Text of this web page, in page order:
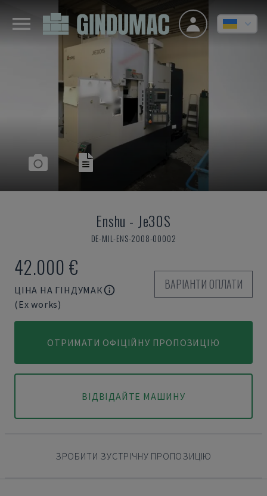
Enshu - Je30S
DE-MIL-ENS-2008-00002
42.000 €
ЦІНА НА ГІНДУМАК
(Ex works)
ВАРІАНТИ ОПЛАТИ
ОТРИМАТИ ОФІЦІЙНУ ПРОПОЗИЦІЮ
ВІДВІДАЙТЕ МАШИНУ
ЗРОБИТИ ЗУСТРІЧНУ ПРОПОЗИЦІЮ